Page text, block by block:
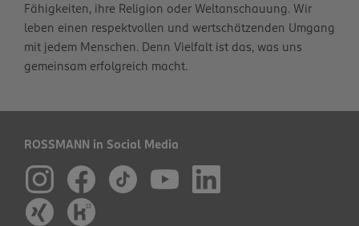
Fähigkeiten, ihre Religion oder Weltanschauung. Wir
leben einen respektvollen und wertschätzenden Umgang
mit jedem Menschen. Denn Vielfalt ist das, was uns
gemeinsam erfolgreich macht.
ROSSMANN in Social Media